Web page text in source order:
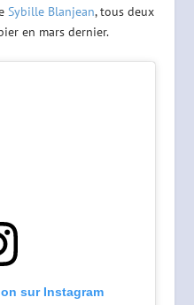
Sybille Blanjean, tous deux
en mars dernier.
sur Instagram